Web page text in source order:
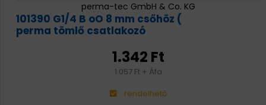
HÍREK
perma-tec GmbH & Co. KG
101390 G1/4 B oO 8 mm csőhöz (
perma tömlő csatlakozó
1.342 Ft
1.057 Ft + Áfa
rendelhető